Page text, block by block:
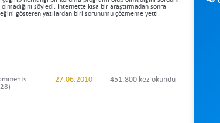
söyledi. İnternette kısa bir araştırmadan sonra
gösteren yazılardan biri sorunumu çözmeme yetti.
27.06.2010 451.800 kez okundu